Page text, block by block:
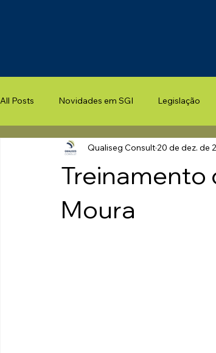
All Posts Novidades em SGI Legislação
Treinamento
Moura
Qualiseg Consult20 de dez. de